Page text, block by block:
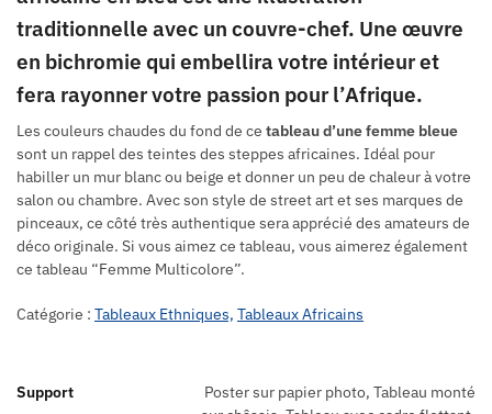
traditionnelle avec un couvre-chef. Une œuvre
en bichromie qui embellira votre intérieur et
fera rayonner votre passion pour l’Afrique.
Les couleurs chaudes du fond de ce tableau d’une femme bleue
sont un rappel des teintes des steppes africaines. Idéal pour
habiller un mur blanc ou beige et donner un peu de chaleur à votre
salon ou chambre. Avec son style de street art et ses marques de
pinceaux, ce côté très authentique sera apprécié des amateurs de
déco originale. Si vous aimez ce tableau, vous aimerez également
ce tableau “Femme Multicolore”.
Catégorie : Tableaux Ethniques, Tableaux Africains
Support
Poster sur papier photo, Tableau monté